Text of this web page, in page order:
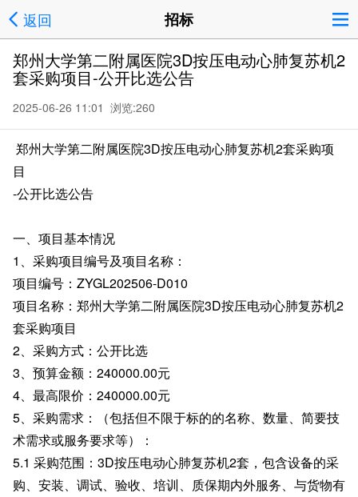
返回 招标
郑州大学第二附属医院3D按压电动心肺复苏机2
套采购项目-公开比选公告
2025-06-26 11:01 浏览:260
郑州大学第二附属医院3D按压电动心肺复苏机2套采购项
目
-公开比选公告
一、项目基本情况
1、采购项目编号及项目名称：
项目编号：ZYGL202506-D010
项目名称：郑州大学第二附属医院3D按压电动心肺复苏机2
套采购项目
2、采购方式：公开比选
3、预算金额：240000.00元
4、最高限价：240000.00元
5、采购需求：（包括但不限于标的的名称、数量、简要技
术需求或服务要求等）：
5.1 采购范围：3D按压电动心肺复苏机2套，包含设备的采
购、安装、调试、验收、培训、质保期内外服务、与货物有